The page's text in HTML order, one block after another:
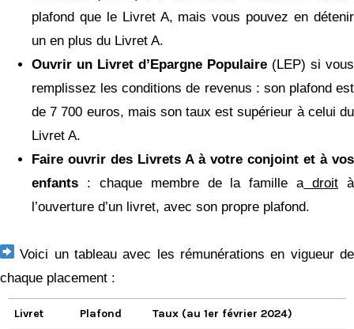
plafond que le Livret A, mais vous pouvez en détenir
un en plus du Livret A.
Ouvrir un Livret d’Epargne Populaire (LEP) si vous
remplissez les conditions de revenus : son plafond est
de 7 700 euros, mais son taux est supérieur à celui du
Livret A.
Faire ouvrir des Livrets A à votre conjoint et à vos
enfants : chaque membre de la famille a droit à
l’ouverture d’un livret, avec son propre plafond.
Voici un tableau avec les rémunérations en vigueur de
chaque placement :
Livret Plafond Taux (au 1er février 2024)